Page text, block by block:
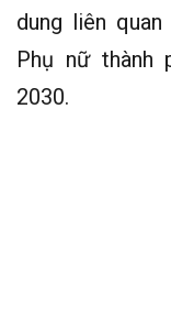
dung liên
Phụ nữ thành
2030.